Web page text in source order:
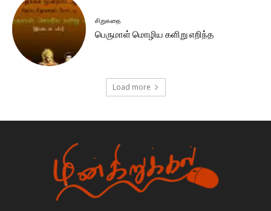
சிறுகதை
பெருமாள் மொழிய களிறு எறிந்த
Load more